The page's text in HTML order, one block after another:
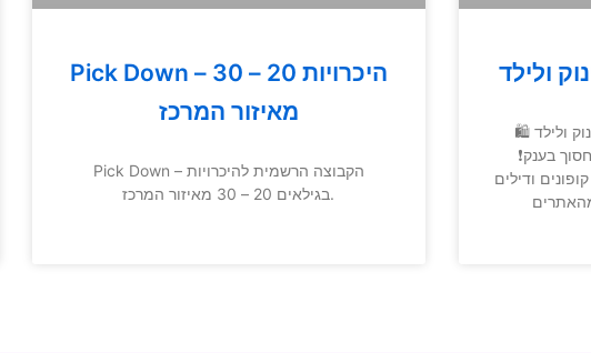
Pick Down – היכרויות 20 – 30
מאיזור המרכז
Pick Down – הקבוצה הרשמית להיכרויות
בגילאים 20 – 30 מאיזור המרכז.
ולילד
ולילד 🛍
בענק❗️
ודילים